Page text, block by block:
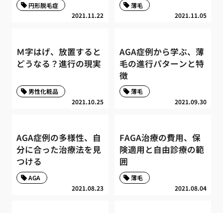
2021.11.22
円形脱毛症
2021.11.05
薄毛
Ｍ字はげ、放置すると
どうなる？進行の現実
2021.10.25
男性化粧品
AGA症例から学ぶ、薄
毛の進行パターンと特
徴
2021.09.30
薄毛
AGA症例の多様性、自
分に合った治療法を見
つける
2021.08.23
AGA
FAGA治療の費用、保
険適用と自由診療の範
囲
2021.08.04
薄毛